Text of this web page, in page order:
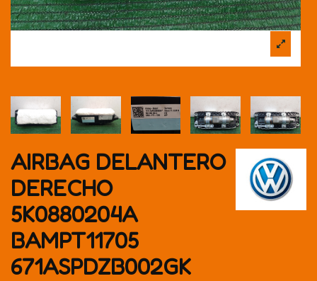
AIRBAG DELANTERO
DERECHO
5K0880204A
BAMPT11705
671ASPDZB002GK